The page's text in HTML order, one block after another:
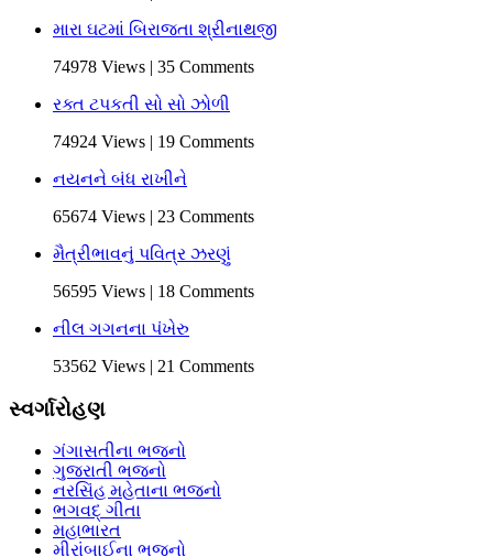
મારા ઘટમાં બિરાજતા શ્રીનાથજી
74978 Views | 35 Comments
રક્ત ટપકતી સો સો ઝોળી
74924 Views | 19 Comments
નયનને બંધ રાખીને
65674 Views | 23 Comments
મૈત્રીભાવનું પવિત્ર ઝરણું
56595 Views | 18 Comments
નીલ ગગનના પંખેરુ
53562 Views | 21 Comments
સ્વર્ગારોહણ
ગંગાસતીના ભજનો
ગુજરાતી ભજનો
નરસિંહ મહેતાના ભજનો
ભગવદ્ ગીતા
મહાભારત
મીરાંબાઈના ભજનો